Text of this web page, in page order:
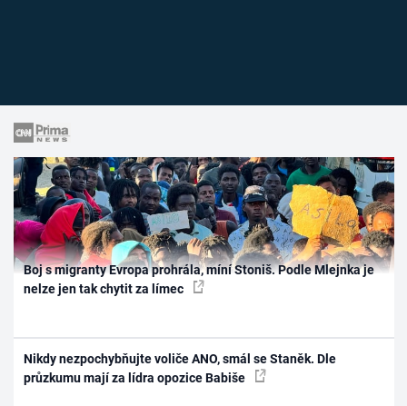
Boj s migranty Evropa prohrála, míní Stoniš. Podle Mlejnka je
nelze jen tak chytit za límec
Nikdy nezpochybňujte voliče ANO, smál se Staněk. Dle
průzkumu mají za lídra opozice Babiše